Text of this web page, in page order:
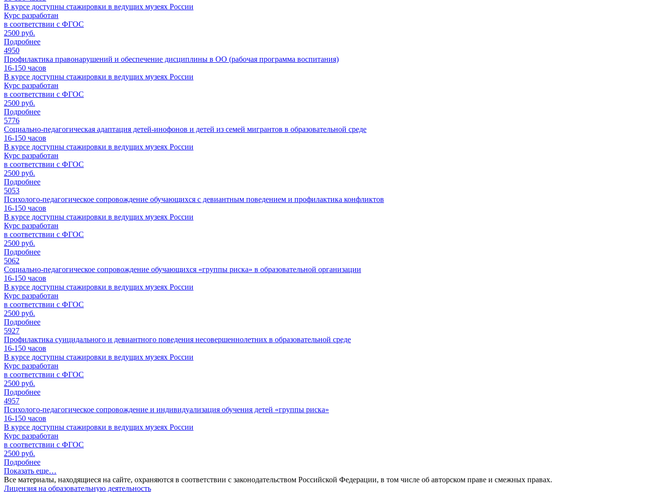
В курсе доступны стажировки в ведущих музеях России
Курс разработан
в соответствии с ФГОС
2500 руб.
Подробнее
4950
Профилактика правонарушений и обеспечение дисциплины в ОО (рабочая программа воспитания)
16-150 часов
В курсе доступны стажировки в ведущих музеях России
Курс разработан
в соответствии с ФГОС
2500 руб.
Подробнее
5776
Социально-педагогическая адаптация детей-инофонов и детей из семей мигрантов в образовательной среде
16-150 часов
В курсе доступны стажировки в ведущих музеях России
Курс разработан
в соответствии с ФГОС
2500 руб.
Подробнее
5053
Психолого-педагогическое сопровождение обучающихся с девиантным поведением и профилактика конфликтов
16-150 часов
В курсе доступны стажировки в ведущих музеях России
Курс разработан
в соответствии с ФГОС
2500 руб.
Подробнее
5062
Социально-педагогическое сопровождение обучающихся «группы риска» в образовательной организации
16-150 часов
В курсе доступны стажировки в ведущих музеях России
Курс разработан
в соответствии с ФГОС
2500 руб.
Подробнее
5927
Профилактика суицидального и девиантного поведения несовершеннолетних в образовательной среде
16-150 часов
В курсе доступны стажировки в ведущих музеях России
Курс разработан
в соответствии с ФГОС
2500 руб.
Подробнее
4957
Психолого-педагогическое сопровождение и индивидуализация обучения детей «группы риска»
16-150 часов
В курсе доступны стажировки в ведущих музеях России
Курс разработан
в соответствии с ФГОС
2500 руб.
Подробнее
Показать еще…
Все материалы, находящиеся на сайте, охраняются в соответствии с законодательством Российской Федерации, в том числе об авторском праве и смежных правах.
Лицензия на образовательную деятельность